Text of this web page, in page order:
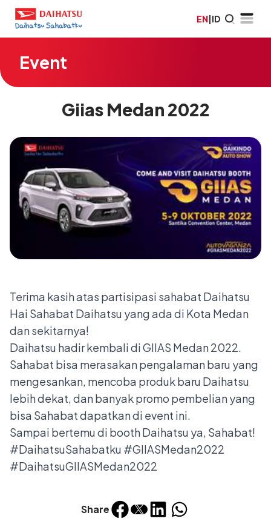
EN|ID
Event
Share
Giias Medan 2022
Terima kasih atas partisipasi sahabat Daihatsu
Hai Sahabat Daihatsu yang ada di Kota Medan
dan sekitarnya!
Daihatsu hadir kembali di GIIAS Medan 2022.
Sahabat bisa merasakan pengalaman baru yang
mengesankan, mencoba produk baru Daihatsu
lebih dekat, dan banyak promo pembelian yang
bisa Sahabat dapatkan di event ini.
Sampai bertemu di booth Daihatsu ya, Sahabat!
#DaihatsuSahabatku #GIIASMedan2022
#DaihatsuGIIASMedan2022